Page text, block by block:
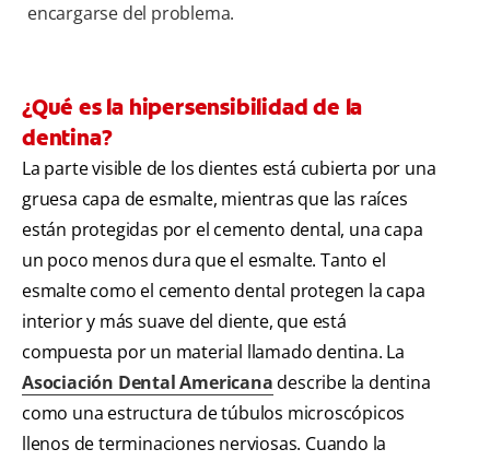
encargarse del problema.
¿Qué es la hipersensibilidad de la
dentina?
La parte visible de los dientes está cubierta por una
gruesa capa de esmalte, mientras que las raíces
están protegidas por el cemento dental, una capa
un poco menos dura que el esmalte. Tanto el
esmalte como el cemento dental protegen la capa
interior y más suave del diente, que está
compuesta por un material llamado dentina. La
Asociación Dental Americanadescribe la dentina
como una estructura de túbulos microscópicos
llenos de terminaciones nerviosas. Cuando la